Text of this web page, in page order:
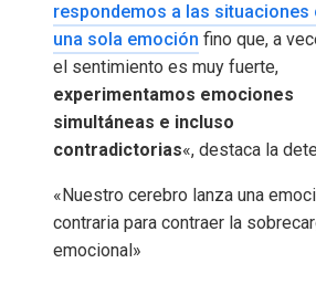
respondemos a las situaciones
una sola emoción fino que, a
el sentimiento es muy fuerte,
experimentamos emociones
simultáneas e incluso
contradictorias«, destaca la
«Nuestro cerebro lanza una
contraria para contraer la
emocional»